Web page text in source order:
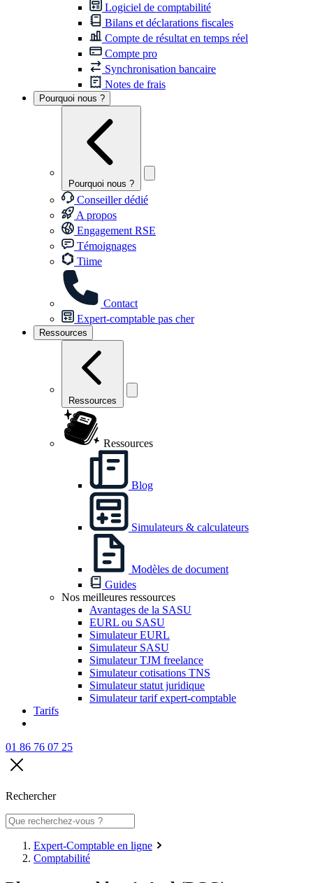
Logiciel de comptabilité
Bilans et déclarations fiscales
Compte de résultat en temps réel
Compte pro
Synchronisation bancaire
Notes de frais
Pourquoi nous ?
Pourquoi nous ?
Conseiller dédié
A propos
Engagement RSE
Témoignages
Tiime
Contact
Expert-comptable pas cher
Ressources
Ressources
Ressources
Blog
Simulateurs & calculateurs
Modèles de document
Guides
Nos meilleures ressources
Avantages de la SASU
EURL ou SASU
Simulateur EURL
Simulateur SASU
Simulateur TJM freelance
Simulateur cotisations TNS
Simulateur statut juridique
Simulateur tarif expert-comptable
Tarifs
01 86 76 07 25
Rechercher
Expert-Comptable en ligne
Comptabilité